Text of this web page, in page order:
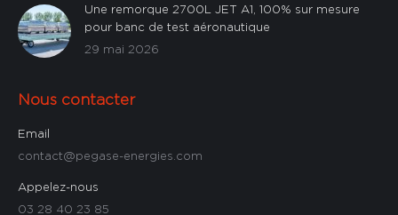
Une remorque 2700L JET A1, 100% sur mesure
pour banc de test aéronautique
29 mai 2026
Nous contacter
Email
contact@pegase-energies.com
Appelez-nous
03 28 40 23 85